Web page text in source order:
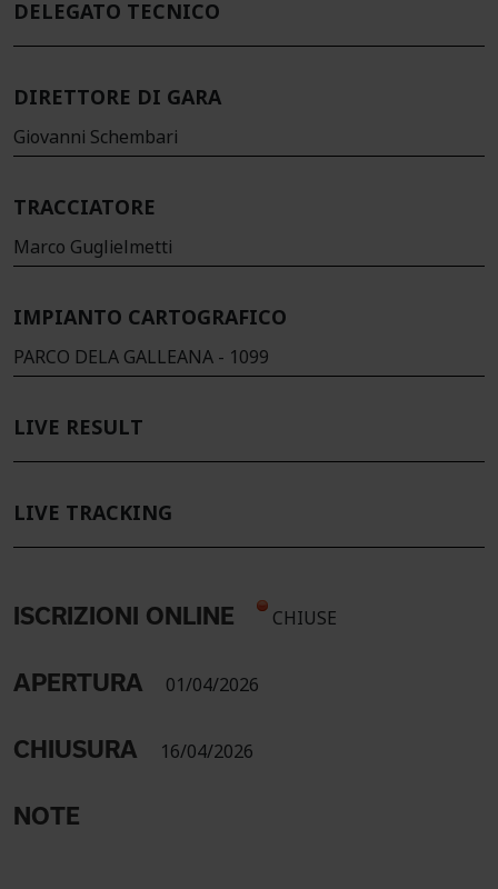
DELEGATO TECNICO
DIRETTORE DI GARA
Giovanni Schembari
TRACCIATORE
Marco Guglielmetti
IMPIANTO CARTOGRAFICO
PARCO DELA GALLEANA - 1099
LIVE RESULT
LIVE TRACKING
ISCRIZIONI ONLINE CHIUSE
APERTURA 01/04/2026
CHIUSURA 16/04/2026
NOTE